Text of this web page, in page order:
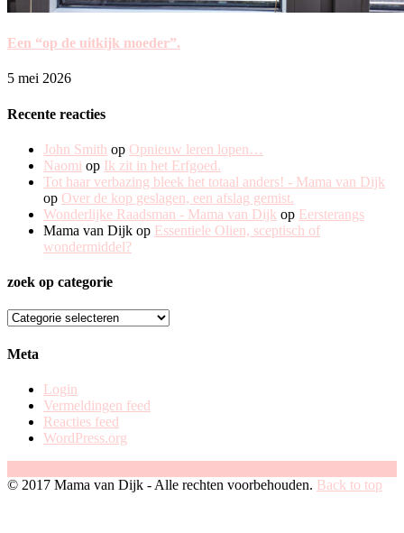
Een “op de uitkijk moeder”.
5 mei 2026
Recente reacties
John Smith op Opnieuw leren lopen…
Naomi op Ik zit in het Erfgoed.
Tot haar verbazing bleek het totaal anders! - Mama van Dijk
op Over de kop geslagen, een afslag gemist.
Wonderlijke Raadsman - Mama van Dijk op Eersterangs
Mama van Dijk op Essentiele Olien, sceptisch of
wondermiddel?
zoek op categorie
zoek
categorie
Meta
Login
Vermeldingen feed
Reacties feed
WordPress.org
© 2017 Mama van Dijk - Alle rechten voorbehouden. Back to top